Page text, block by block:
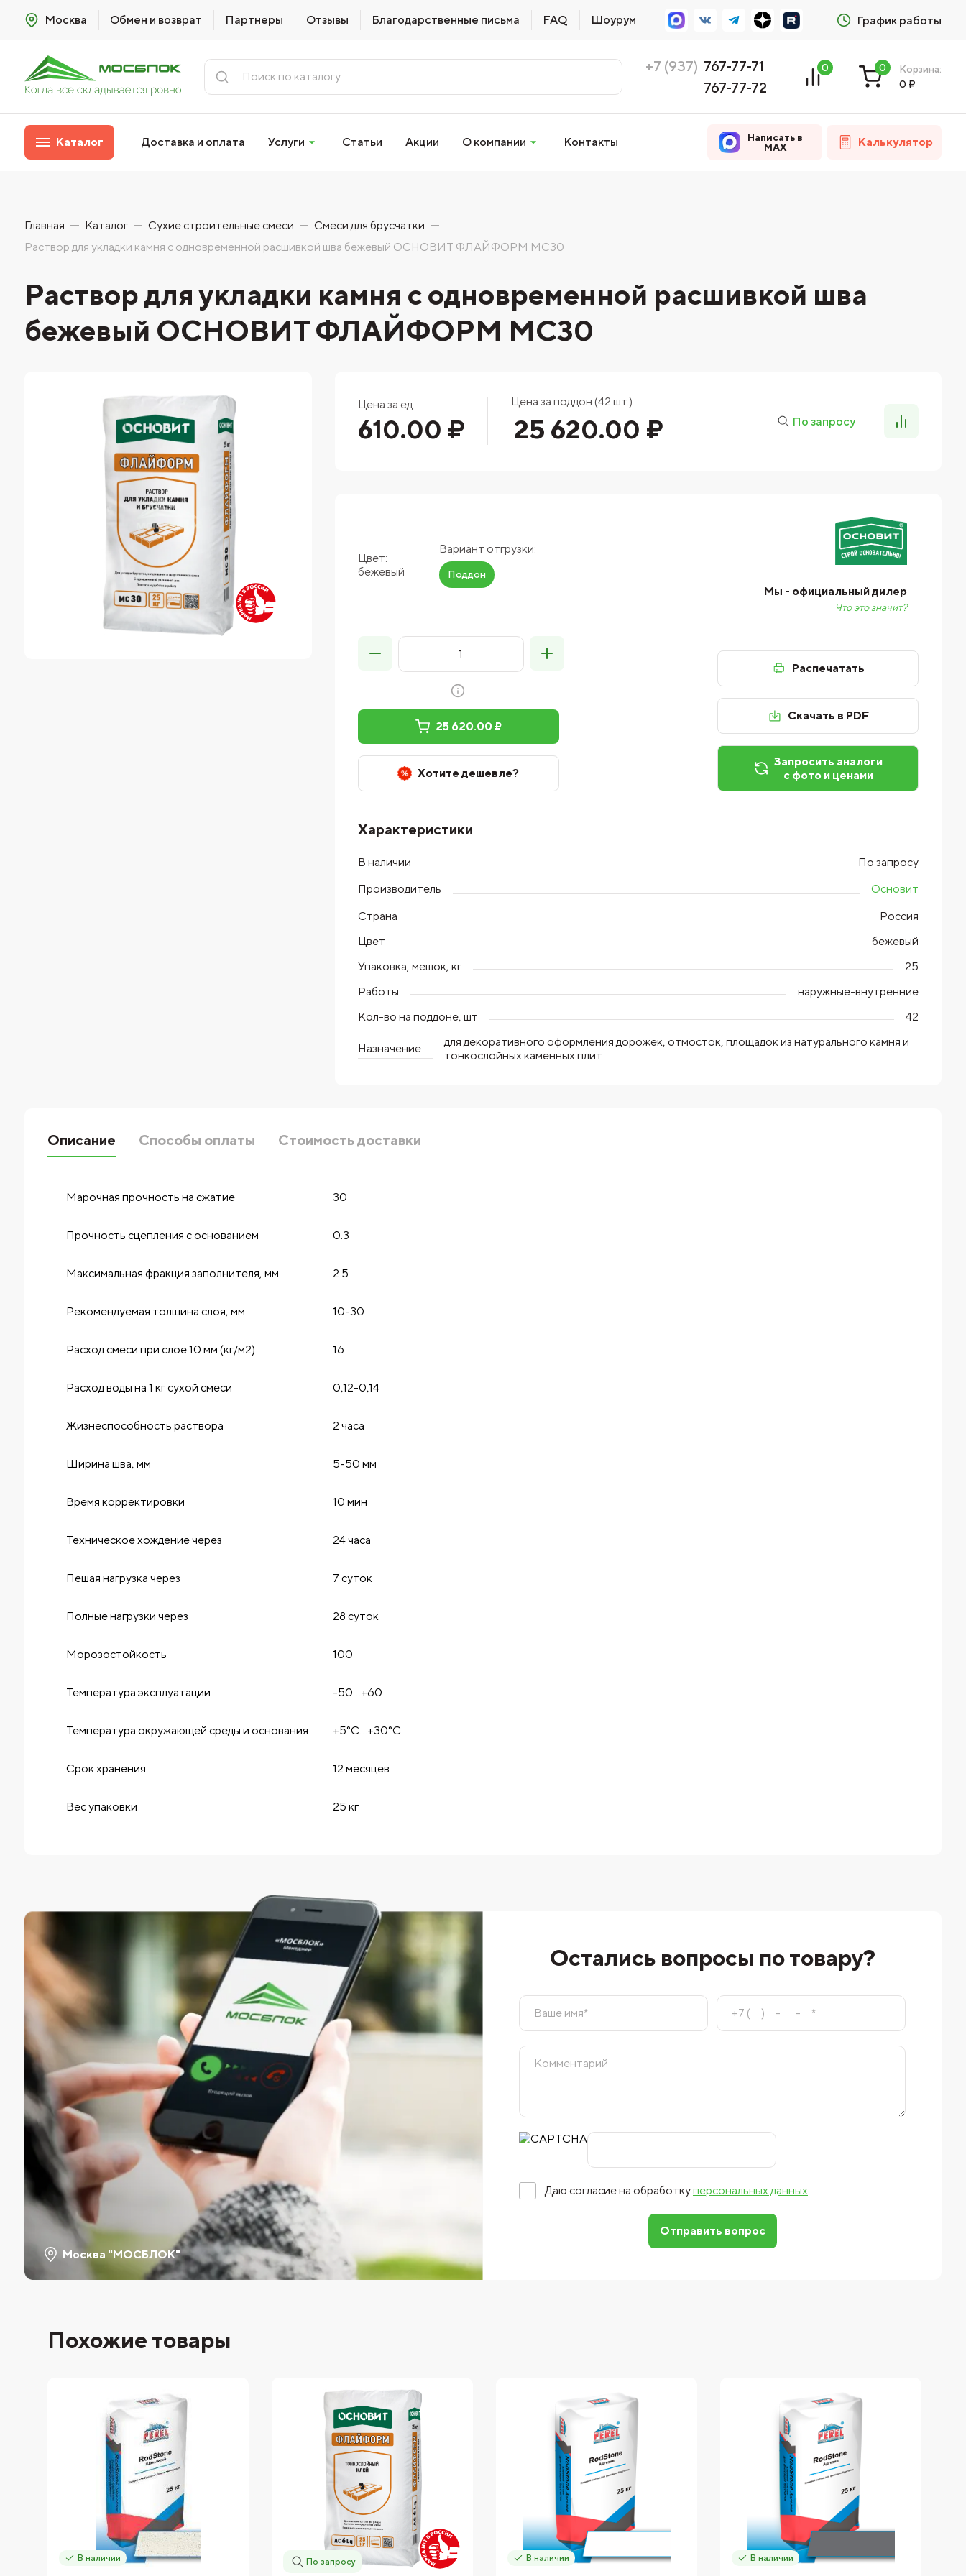
Москва Обмен и возврат Партнеры Отзывы Благодарственные письма FAQ Шоурум График работы
+7 (937) 767-77-71
767-77-72
0 0
Корзина:
0 ₽
Каталог Доставка и оплата Услуги Статьи Акции О компании Контакты
Написать в
MAX
Калькулятор
Главная Каталог Сухие строительные смеси
Смеси для брусчатки
Раствор для укладки камня с одновременной расшивкой шва бежевый ОСНОВИТ ФЛАЙФОРМ MC30
Раствор для укладки камня с одновременной расшивкой шва
бежевый ОСНОВИТ ФЛАЙФОРМ MC30
Цена за ед.
610.00 ₽
Цена за поддон (42 шт.)
25 620.00 ₽ По запросу
Цвет:
бежевый
Вариант отгрузки:
Поддон
Мы - официальный дилер
Что это значит?
25 620.00 ₽
Хотите дешевле?
Распечатать
Скачать в PDF
Запросить аналоги
с фото и ценами
Характеристики
В наличии
По запросу
Производитель
Основит
Страна
Россия
Цвет
бежевый
Упаковка, мешок, кг
25
Работы
наружные-внутренние
Кол-во на поддоне, шт
42
Назначение
для декоративного оформления дорожек, отмосток, площадок из натурального камня и
тонкослойных каменных плит
Описание Способы оплаты Стоимость доставки
Марочная прочность на сжатие 30
Прочность сцепления с основанием 0.3
Максимальная фракция заполнителя, мм 2.5
Рекомендуемая толщина слоя, мм 10-30
Расход смеси при слое 10 мм (кг/м2) 16
Расход воды на 1 кг сухой смеси 0,12-0,14
Жизнеспособность раствора 2 часа
Ширина шва, мм 5-50 мм
Время корректировки 10 мин
Техническое хождение через 24 часа
Пешая нагрузка через 7 суток
Полные нагрузки через 28 суток
Морозостойкость 100
Температура эксплуатации -50…+60
Температура окружающей среды и основания +5°С…+30°С
Срок хранения 12 месяцев
Вес упаковки 25 кг
Москва "МОСБЛОК"
Остались вопросы по товару?
Даю согласие на обработкуперсональных данных
Отправить вопрос
Похожие товары
В наличии По запросу В наличии В наличии